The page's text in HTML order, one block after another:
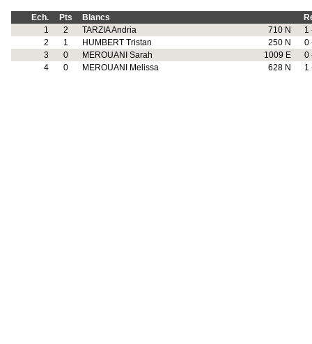
Ech. Pts Blancs
1
2 TARZIA Andria 710 N
1
2
1 HUMBERT Tristan 250 N
0
3
0 MEROUANI Sarah 1009 E
0
4
0 MEROUANI Melissa 628 N 1